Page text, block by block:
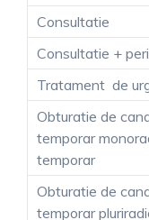
Consultatie
Consultatie +
Tratament de
Obturatie de
temporar
temporar
Obturatie de
temporar